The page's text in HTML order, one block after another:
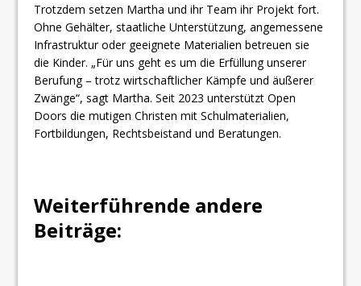
Trotzdem setzen Martha und ihr Team ihr Projekt fort.
Ohne Gehälter, staatliche Unterstützung, angemessene
Infrastruktur oder geeignete Materialien betreuen sie
die Kinder. „Für uns geht es um die Erfüllung unserer
Berufung – trotz wirtschaftlicher Kämpfe und äußerer
Zwänge“, sagt Martha. Seit 2023 unterstützt Open
Doors die mutigen Christen mit Schulmaterialien,
Fortbildungen, Rechtsbeistand und Beratungen.
Weiterführende andere
Beiträge: